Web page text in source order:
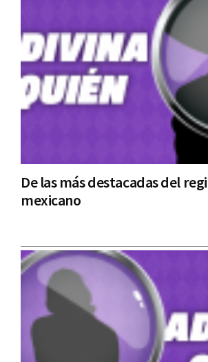
De las más destacadas del
mexicano